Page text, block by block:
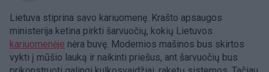
Lietuva stiprina savo kariuomenę. Krašto apsaugos
ministerija ketina pirkti šarvuočių, kokių Lietuvos
kariuomenėje nėra buvę. Modernios mašinos bus skirtos
vykti į mūšio lauką ir naikinti priešus, ant šarvuočių bus